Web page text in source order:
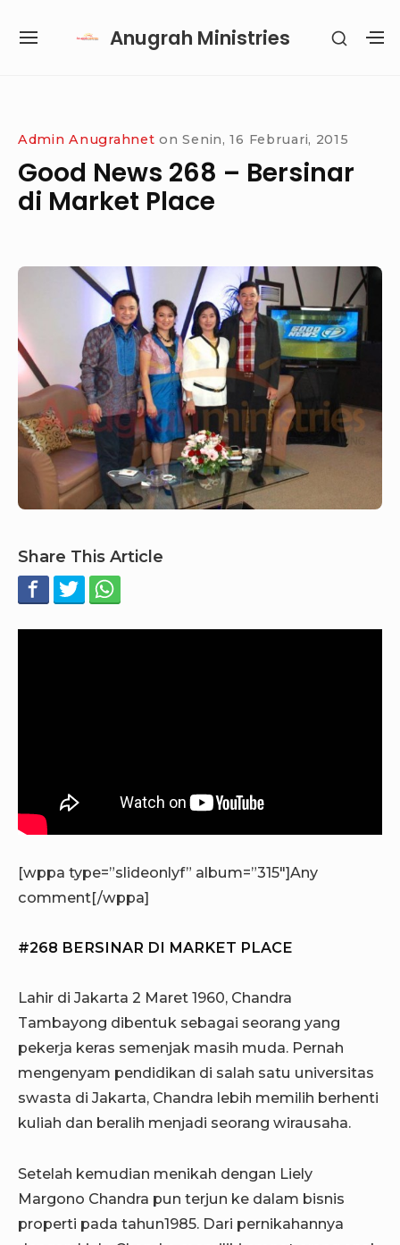
Anugrah Ministries
SITE
SHOW
Admin Anugrahnet on Senin, 16 Februari, 2015
Good News 268 – Bersinar
di Market Place
Share This Article
[wppa type=”slideonlyf” album=”315″]Any
comment[/wppa]
#268 BERSINAR DI MARKET PLACE
Lahir di Jakarta 2 Maret 1960, Chandra
Tambayong dibentuk sebagai seorang yang
pekerja keras semenjak masih muda. Pernah
mengenyam pendidikan di salah satu universitas
swasta di Jakarta, Chandra lebih memilih berhenti
kuliah dan beralih menjadi seorang wirausaha.
Setelah kemudian menikah dengan Liely
Margono Chandra pun terjun ke dalam bisnis
properti pada tahun1985. Dari pernikahannya